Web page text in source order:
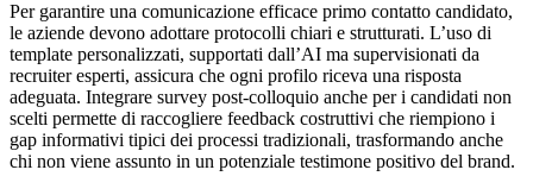
Per garantire una comunicazione efficace primo contatto candidato,
le aziende devono adottare protocolli chiari e strutturati. L’uso di
template personalizzati, supportati dall’AI ma supervisionati da
recruiter esperti, assicura che ogni profilo riceva una risposta
adeguata. Integrare survey post-colloquio anche per i candidati non
scelti permette di raccogliere feedback costruttivi che riempiono i
gap informativi tipici dei processi tradizionali, trasformando anche
chi non viene assunto in un potenziale testimone positivo del brand.